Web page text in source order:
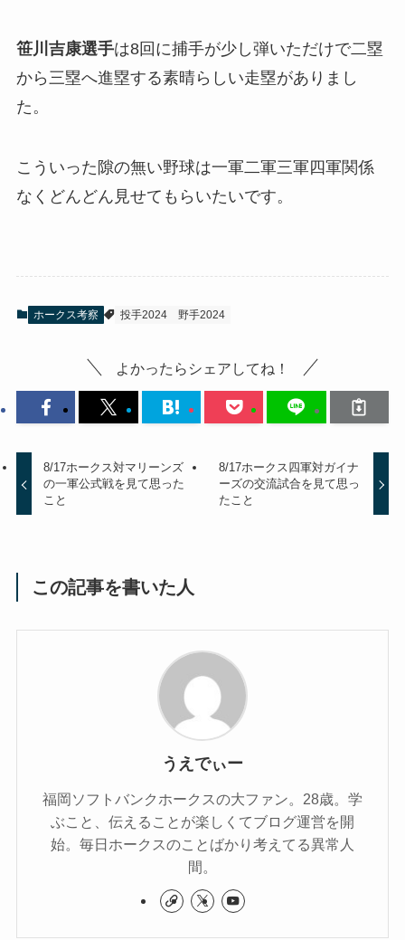
笹川吉康選手は8回に捕手が少し弾いただけで二塁
から三塁へ進塁する素晴らしい走塁がありまし
た。
こういった隙の無い野球は一軍二軍三軍四軍関係
なくどんどん見せてもらいたいです。
ホークス考察 投手2024 野手2024
よかったらシェアしてね！
8/17ホークス対マリーンズ
の一軍公式戦を見て思った
こと
8/17ホークス四軍対ガイナ
ーズの交流試合を見て思っ
たこと
この記事を書いた人
うえでぃー
福岡ソフトバンクホークスの大ファン。28歳。学
ぶこと、伝えることが楽しくてブログ運営を開
始。毎日ホークスのことばかり考えてる異常人
間。